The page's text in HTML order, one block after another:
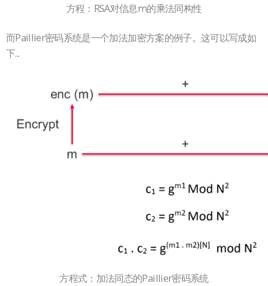
方程：RSA对信息m的乘法同构性
而Paillier密码系统是一个加法加密方案的例子。这可以写成如
下...
方程式：加法同态的Paillier密码系统